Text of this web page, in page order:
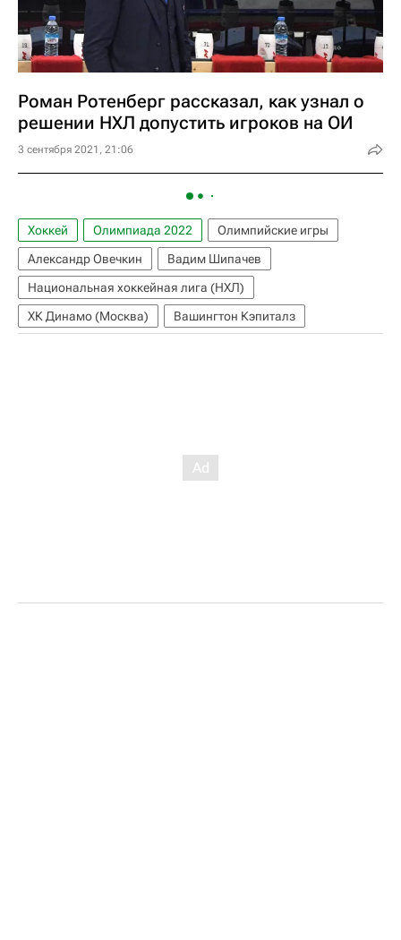
Роман Ротенберг рассказал, как узнал о
решении НХЛ допустить игроков на ОИ
3 сентября 2021, 21:06
Хоккей Олимпиада 2022
Олимпийские игры
Александр Овечкин
Вадим Шипачев
Национальная хоккейная лига (НХЛ)
ХК Динамо (Москва)
Вашингтон Кэпиталз